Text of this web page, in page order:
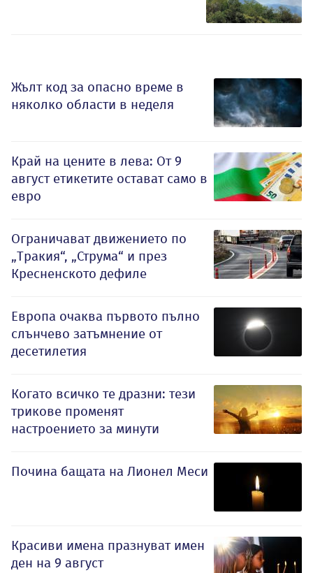
Жълт код за опасно време в
няколко области в неделя
Край на цените в лева: От 9
август етикетите остават само в
евро
Ограничават движението по
„Тракия“, „Струма“ и през
Кресненското дефиле
Европа очаква първото пълно
слънчево затъмнение от
десетилетия
Когато всичко те дразни: тези
трикове променят
настроението за минути
Почина бащата на Лионел Меси
Красиви имена празнуват имен
ден на 9 август